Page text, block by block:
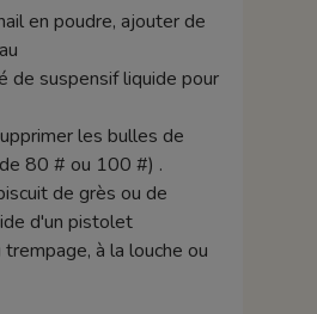
en poudre, ajouter de
de suspensif liquide pour
les bulles de
80 # ou 100 #) .
de grès ou de
d'un pistolet
à la louche ou